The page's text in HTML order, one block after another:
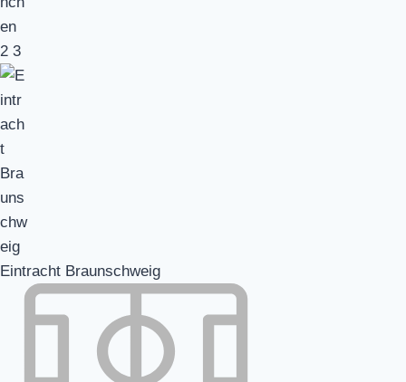
2 3
Eintracht Braunschweig